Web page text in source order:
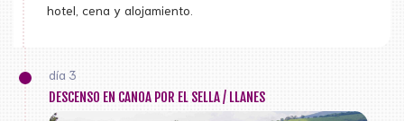
hotel, cena y alojamiento.
día 3
DESCENSO EN CANOA POR EL SELLA / LLANES